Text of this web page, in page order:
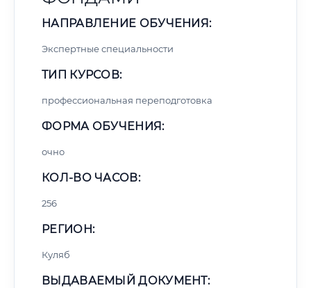
НАПРАВЛЕНИЕ ОБУЧЕНИЯ:
Экспертные специальности
ТИП КУРСОВ:
профессиональная переподготовка
ФОРМА ОБУЧЕНИЯ:
очно
КОЛ-ВО ЧАСОВ:
256
РЕГИОН:
Куляб
ВЫДАВАЕМЫЙ ДОКУМЕНТ: